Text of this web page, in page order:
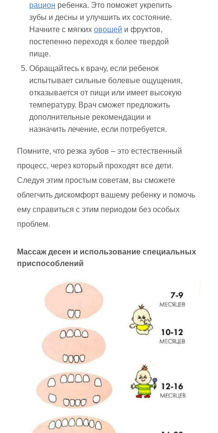
рацион ребенка. Это поможет укрепить
зубы и десны и улучшить их состояние.
Начните с мягких овощей и фруктов,
постепенно переходя к более твердой
пище.
Обращайтесь к врачу, если ребенок
испытывает сильные болевые ощущения,
отказывается от пищи или имеет высокую
температуру. Врач сможет предложить
дополнительные рекомендации и
назначить лечение, если потребуется.
Помните, что резка зубов – это естественный
процесс, через который проходят все дети.
Следуя этим простым советам, вы сможете
облегчить дискомфорт вашему ребенку и помочь
ему справиться с этим периодом без особых
проблем.
Массаж десен и использование специальных
приспособлений